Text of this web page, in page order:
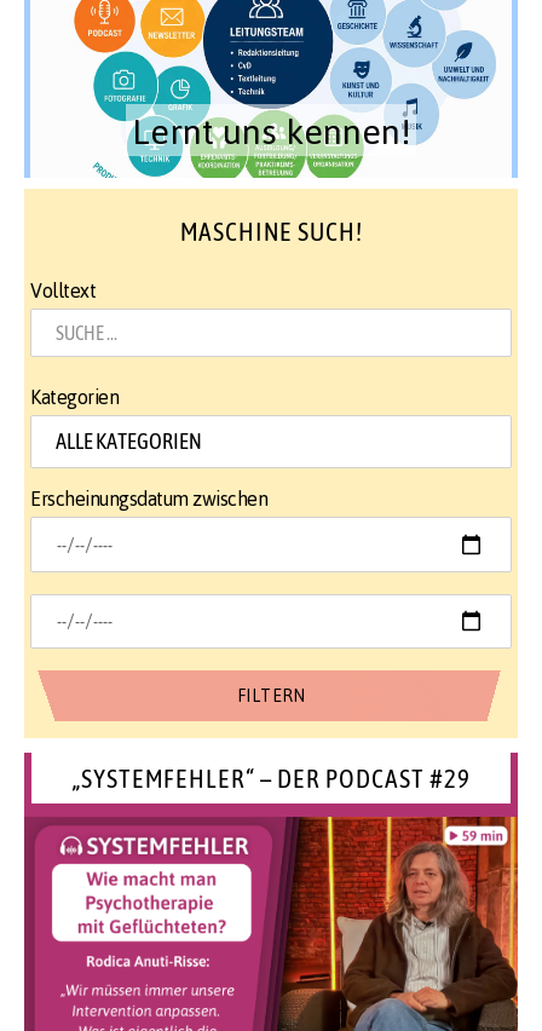
Lernt uns kennen!
MASCHINE SUCH!
Volltext
Kategorien
Erscheinungsdatum zwischen
„SYSTEMFEHLER“ – DER PODCAST #29